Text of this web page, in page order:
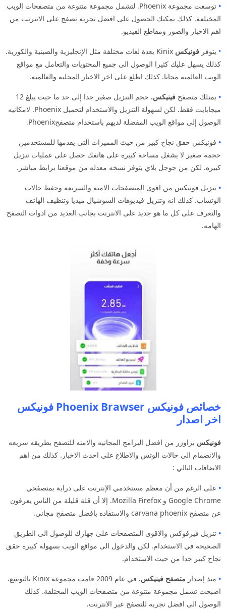
•
توسعت مجموعة Phoenix. لتشمل مجموعة متنوعة من متصفحات الويب
المختلفة. كذلك يمكنك الحصول على افضل تجربه تصفح على الانترنت من
اهم الاخبار والصور ومقاطع الفيديو.
• يتوفر فونيكس
Kinix بعدة لغات مختلفة مثل الإنجليزية والصينية والكورية.
كذلك يسهل عليك كثيرا الوصول الى جميع المحتويات والتعامل مع مواقع
الويب العالميه مجانا. كذلك اطلع على اخر الاخبار المحليه والعالميه.
• يمتلك متصفح فينيكس.
حجم التنزيل صغير جدا إلى حد ما حيث يبلغ 12
ميجابايت فقط. لكن لسهولة التنزيل والاستخدام لتحميل Phoenix. لامكانيه
الوصول إلى مواقع الويب المفضلة لديهم باستخدام متصفحPhoenix.
• فونيكس حقق نجاح كبير من حيث المميزات التي يقدمها للمستخدمين
حجمه صغير لا يشغل مساحه كبيره على هاتفك حصل على عمليات تنزيل
كبيره. لكن من جوجل بلاي يتوفر نسخه معدله من موقعنا برابط مباشر.
• تنزيل فونيكس من اقوى المتصفحات الامنه والسريعه وحفظ حالات
الوتساب. كذلك انه وتنزيل فيديوهات السوشيال ميديا وتنظيف الهاتف
والتعرف على كل ما هو جديد على الانترنت بجانب العديد من ادوات التصفح
الهامه.
خصائص فونيكس Phoenix Brawser فونيكس
اخر اصدار
فونيكس براوزر من افضل البرامج المجانيه والامنه للتصفح بطريقه سريعه
والانضمام الى حالات الوتس والاطلاع على احدث الاخبار. كذلك من اهم
الاضافات التالي :
• على الرغم من أن معظم مستخدمي الإنترنت على دراية بمتصفحي
Google Chrome و Mozilla Firefox. إلا أن قلة قليلة من الناس يعرفون
عن متصفح carvana phoenix والاستفاده بافضل متصفح مجاني.
• تنزيل فيرفوكس والاقوى المتصفحات على جهازك للوصول الى الطريق
الصحيحه في الاستخدام. لكن والدخول الى مواقع الويب بسهوله كبيره حقق
نجاح كبير جدا من حيث الاستخدام.
• منذ إصدار متصفح فينيكس.
في عام 2009 قامت مجموعة Kinix بالتوسع.
اصبحت تشمل مجموعة متنوعة من متصفحات الويب المختلفة. كذلك
الوصول الى افضل تجربه للتصفح عبر الانترنت.